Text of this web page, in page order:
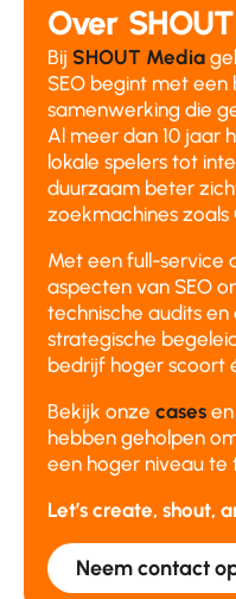
Over
Bij SHOUT Media
SEO begint met
samenwerking die
Al meer dan 10 jaar
lokale spelers tot
duurzaam beter
zoekmachines zoals
Met een full-service
aspecten van SEO
technische audits
strategische
bedrijf hoger scoort
Bekijk onze cases
hebben geholpen
een hoger niveau te
Let’s create, shout,
Neem contact